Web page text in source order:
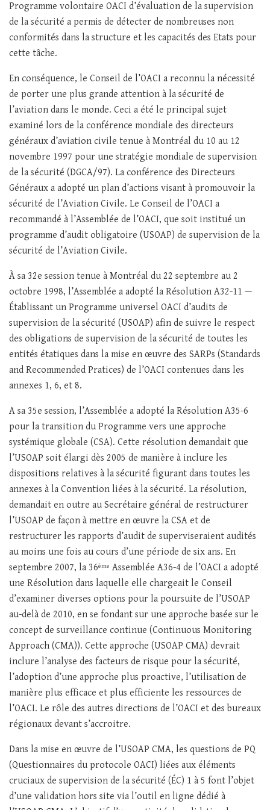
Programme volontaire OACI d’évaluation de la supervision
de la sécurité a permis de détecter de nombreuses non
conformités dans la structure et les capacités des Etats pour
cette tâche.
En conséquence, le Conseil de l’OACI a reconnu la nécessité
de porter une plus grande attention à la sécurité de
l’aviation dans le monde. Ceci a été le principal sujet
examiné lors de la conférence mondiale des directeurs
généraux d’aviation civile tenue à Montréal du 10 au 12
novembre 1997 pour une stratégie mondiale de supervision
de la sécurité (DGCA/97). La conférence des Directeurs
Généraux a adopté un plan d’actions visant à promouvoir la
sécurité de l’Aviation Civile. Le Conseil de l’OACI a
recommandé à l’Assemblée de l’OACI, que soit institué un
programme d’audit obligatoire (USOAP) de supervision de la
sécurité de l’Aviation Civile.
À sa 32e session tenue à Montréal du 22 septembre au 2
octobre 1998, l’Assemblée a adopté la Résolution A32-11 —
Établissant un Programme universel OACI d’audits de
supervision de la sécurité (USOAP) afin de suivre le respect
des obligations de supervision de la sécurité de toutes les
entités étatiques dans la mise en œuvre des SARPs (Standards
and Recommended Pratices) de l’OACI contenues dans les
annexes 1, 6, et 8.
A sa 35e session, l’Assemblée a adopté la Résolution A35-6
pour la transition du Programme vers une approche
systémique globale (CSA). Cette résolution demandait que
l’USOAP soit élargi dès 2005 de manière à inclure les
dispositions relatives à la sécurité figurant dans toutes les
annexes à la Convention liées à la sécurité. La résolution,
demandait en outre au Secrétaire général de restructurer
l’USOAP de façon à mettre en œuvre la CSA et de
restructurer les rapports d’audit de superviseraient audités
au moins une fois au cours d’une période de six ans. En
septembre 2007, la 36ème Assemblée A36-4 de l’OACI a adopté
une Résolution dans laquelle elle chargeait le Conseil
d’examiner diverses options pour la poursuite de l’USOAP
au-delà de 2010, en se fondant sur une approche basée sur le
concept de surveillance continue (Continuous Monitoring
Approach (CMA)). Cette approche (USOAP CMA) devrait
inclure l’analyse des facteurs de risque pour la sécurité,
l’adoption d’une approche plus proactive, l’utilisation de
manière plus efficace et plus efficiente les ressources de
l’OACI. Le rôle des autres directions de l’OACI et des bureaux
régionaux devant s’accroitre.
Dans la mise en œuvre de l’USOAP CMA, les questions de PQ
(Questionnaires du protocole OACI) liées aux éléments
cruciaux de supervision de la sécurité (ÉC) 1 à 5 font l’objet
d’une validation hors site via l’outil en ligne dédié à